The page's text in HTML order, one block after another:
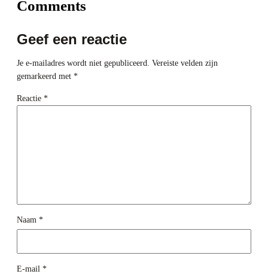
Comments
Geef een reactie
Je e-mailadres wordt niet gepubliceerd. Vereiste velden zijn
gemarkeerd met *
Reactie *
Naam *
E-mail *